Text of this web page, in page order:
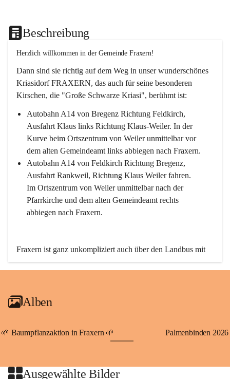
Beschreibung
Herzlich willkommen in der Gemeinde Fraxern!
Dann sind sie richtig auf dem Weg in unser wunderschönes
Kriasidorf FRAXERN, das auch für seine besonderen
Kirschen, die "Große Schwarze Kriasi", berühmt ist:
Autobahn A14 von Bregenz Richtung Feldkirch,
Ausfahrt Klaus links Richtung Klaus-Weiler. In der
Kurve beim Ortszentrum von Weiler unmittelbar vor
dem alten Gemeindeamt links abbiegen nach Fraxern.
Autobahn A14 von Feldkirch Richtung Bregenz,
Ausfahrt Rankweil, Richtung Klaus Weiler fahren.
Im Ortszentrum von Weiler unmittelbar nach der
Pfarrkirche und dem alten Gemeindeamt rechts
abbiegen nach Fraxern.
Fraxern ist ganz unkompliziert auch über den Landbus mit
den öffentlichen Verkehrsmitteln zu erreichen. Die Linie
An Samstagen, Sonn- und Feiertagen können Sie bequem
persönlichen Linienbus zur gewünschten Zeit zu Ihrer
Haltestelle bestellen. Sowohl von Weiler kommend nach
beide Fahrten Weiler-Fraxern-Weiler.
Alben
🌱 Baumpflanzaktion in Fraxern 🌱 Palmenbinden 2026
Ausgewählte Bilder